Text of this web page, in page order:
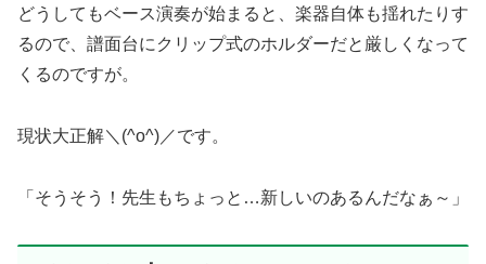
どうしてもベース演奏が始まると、楽器自体も揺れたりす
るので、譜面台にクリップ式のホルダーだと厳しくなって
くるのですが。
現状大正解＼(^o^)／です。
「そうそう！先生もちょっと…新しいのあるんだなぁ～」